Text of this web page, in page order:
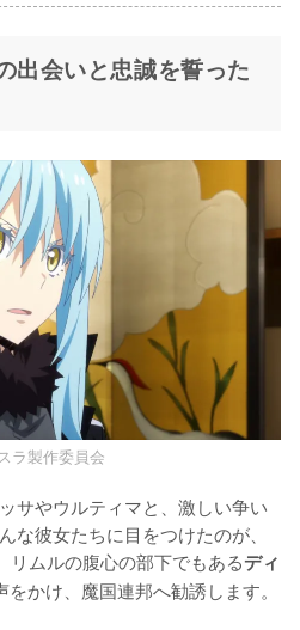
出会いと忠誠を誓った
ラ製作委員会
サやウルティマと、激しい争い
な彼女たちに目をつけたのが、
リムルの腹心の部下でもあるディ
かけ、魔国連邦へ勧誘します。